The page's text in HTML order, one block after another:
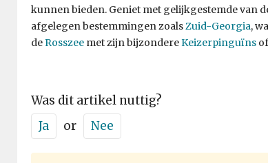
kunnen bieden. Geniet met gelijkgestemde van
afgelegen bestemmingen zoalsZuid-Georgia,
deRosszee met zijn bijzondereKeizerpinguïns of
Was dit artikel nuttig?
Ja
or Nee